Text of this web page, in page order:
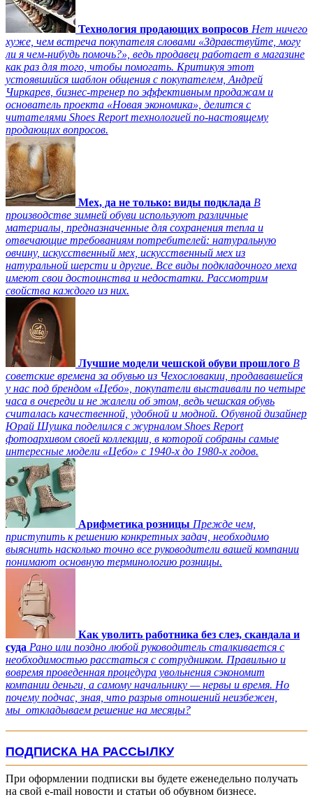
Технология продающих вопросов Нет ничего
хуже, чем встреча покупателя словами «Здравствуйте, могу
ли я чем-нибудь помочь?», ведь продавец работает в магазине
как раз для того, чтобы помогать. Критикуя этот
устоявшийся шаблон общения с покупателем, Андрей
Чиркарев, бизнес-тренер по эффективным продажам и
основатель проекта «Новая экономика», делится с
читателями Shoes Report технологией по-настоящему
продающих вопросов.
Мех, да не только: виды подклада В
производстве зимней обуви используют различные
материалы, предназначенные для сохранения тепла и
отвечающие требованиям потребителей: натуральную
овчину, искусственный мех, искусственный мех из
натуральной шерсти и другие. Все виды подкладочного меха
имеют свои достоинства и недостатки. Рассмотрим
свойства каждого из них.
Лучшие модели чешской обуви прошлого В
советские времена за обувью из Чехословакии, продававшейся
у нас под брендом «Цебо», покупатели выстаивали по четыре
часа в очереди и не жалели об этом, ведь чешская обувь
считалась качественной, удобной и модной. Обувной дизайнер
Юрай Шушка поделился с журналом Shoes Report
фотоархивом своей коллекции, в которой собраны самые
интересные модели «Цебо» с 1940-х до 1980-х годов.
Арифметика розницы Прежде чем,
приступить к решению конкретных задач, необходимо
выяснить насколько точно все руководители вашей компании
понимают основную терминологию розницы.
Как уволить работника без слез, скандала и
суда Рано или поздно любой руководитель сталкивается с
необходимостью расстаться с сотрудником. Правильно и
вовремя проведенная процедура увольнения сэкономит
компании деньги, а самому начальнику — нервы и время. Но
почему подчас, зная, что разрыв отношений неизбежен,
мы откладываем решение на месяцы?
ПОДПИСКА НА РАССЫЛКУ
При оформлении подписки вы будете еженедельно получать
на свой e-mail новости и статьи об обувном бизнесе.